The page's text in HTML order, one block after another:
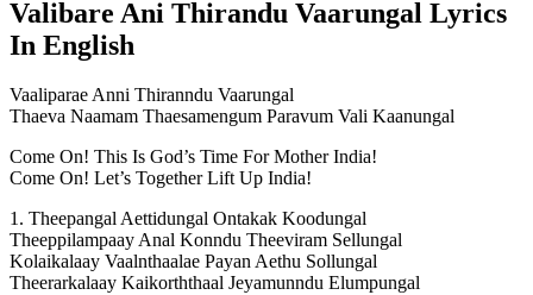
Valibare Ani Thirandu Vaarungal Lyrics
In English
Vaaliparae Anni Thiranndu Vaarungal
Thaeva Naamam Thaesamengum Paravum Vali Kaanungal
Come On! This Is God’s Time For Mother India!
Come On! Let’s Together Lift Up India!
1. Theepangal Aettidungal Ontakak Koodungal
Theeppilampaay Anal Konndu Theeviram Sellungal
Kolaikalaay Vaalnthaalae Payan Aethu Sollungal
Theerarkalaay Kaikorththaal Jeyamunndu Elumpungal